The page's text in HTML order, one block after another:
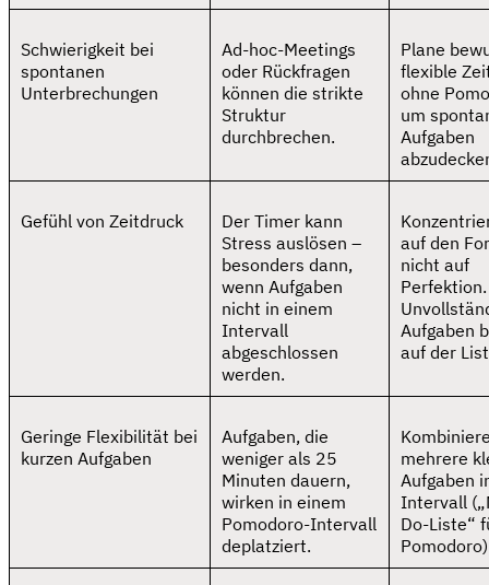
Schwierigkeit bei
spontanen
Unterbrechungen
Ad-hoc-Meetings
oder Rückfragen
können die strikte
Struktur
durchbrechen.
Plane
flexible
ohne
um
Aufgaben
Gefühl von Zeitdruck
Der Timer kann
Stress auslösen –
besonders dann,
wenn Aufgaben
nicht in einem
Intervall
abgeschlossen
werden.
auf den
nicht auf
Perfektion.
Aufgaben
auf der
Geringe Flexibilität bei
kurzen Aufgaben
Aufgaben, die
weniger als 25
Minuten dauern,
wirken in einem
Pomodoro-Intervall
deplatziert.
mehrere
Aufgaben
Intervall
Do-Liste“